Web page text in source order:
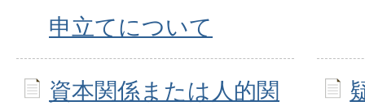
申立てについて
資本関係または人的関